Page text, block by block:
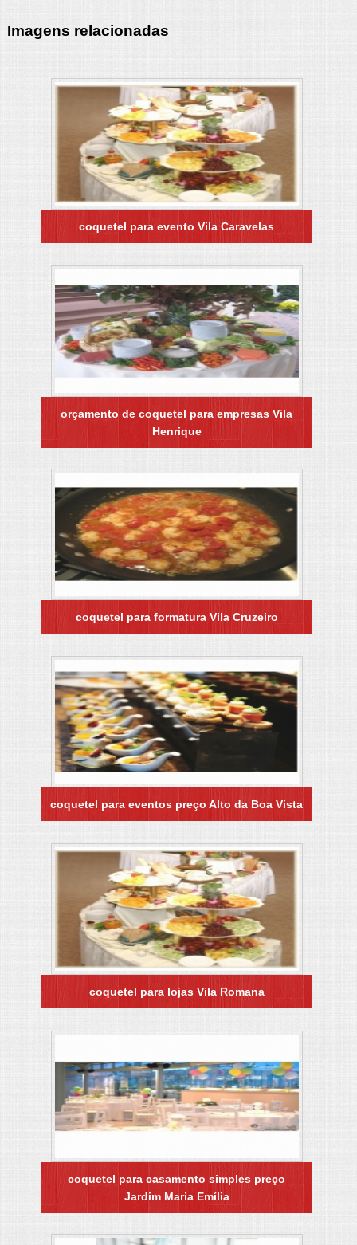
Imagens relacionadas
coquetel para evento Vila Caravelas
orçamento de coquetel para empresas Vila
Henrique
coquetel para formatura Vila Cruzeiro
coquetel para eventos preço Alto da Boa Vista
coquetel para lojas Vila Romana
coquetel para casamento simples preço
Jardim Maria Emília